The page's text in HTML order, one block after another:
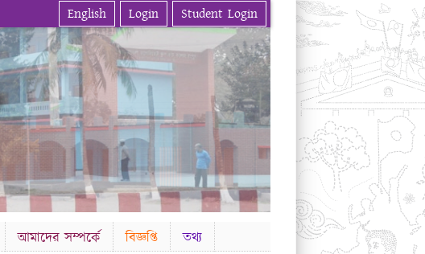
English Login Student Login
আমাদের সম্পর্কে বিজ্ঞপ্তি
তথ্য